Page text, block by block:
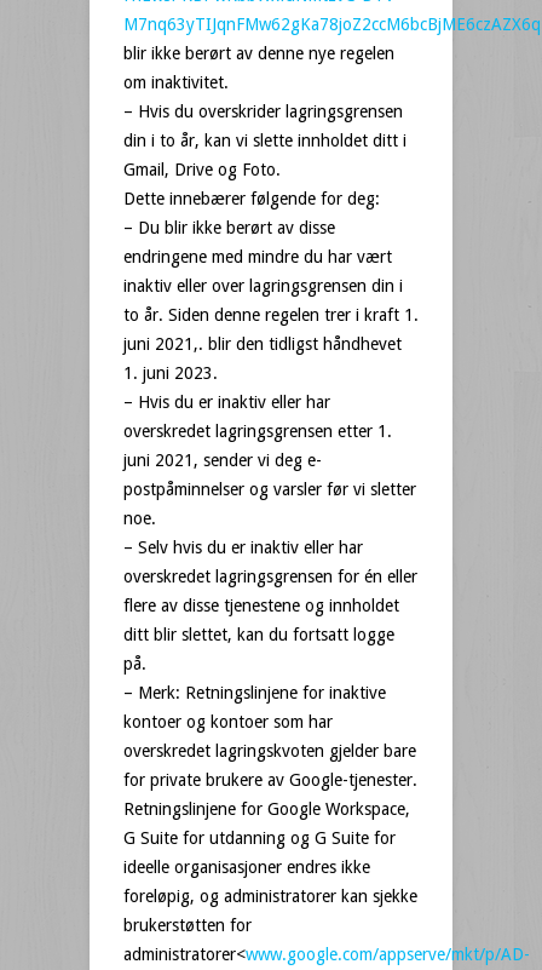
blir ikke berørt av denne nye regelen
om inaktivitet.
– Hvis du overskrider lagringsgrensen
din i to år, kan vi slette innholdet ditt i
Gmail, Drive og Foto.
Dette innebærer følgende for deg:
– Du blir ikke berørt av disse
endringene med mindre du har vært
inaktiv eller over lagringsgrensen din i
to år. Siden denne regelen trer i kraft 1.
juni 2021,. blir den tidligst håndhevet
1. juni 2023.
– Hvis du er inaktiv eller har
overskredet lagringsgrensen etter 1.
juni 2021, sender vi deg e-
postpåminnelser og varsler før vi sletter
noe.
– Selv hvis du er inaktiv eller har
overskredet lagringsgrensen for én eller
flere av disse tjenestene og innholdet
ditt blir slettet, kan du fortsatt logge
på.
– Merk: Retningslinjene for inaktive
kontoer og kontoer som har
overskredet lagringskvoten gjelder bare
for private brukere av Google-tjenester.
Retningslinjene for Google Workspace,
G Suite for utdanning og G Suite for
ideelle organisasjoner endres ikke
foreløpig, og administratorer kan sjekke
brukerstøtten for
administratorer<www.google.com/appserve/mkt/p/AD-